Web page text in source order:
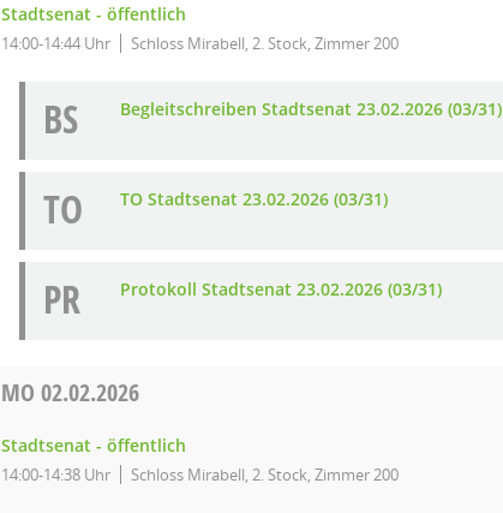
Stadtsenat - öffentlich
14:00-14:44 Uhr Schloss Mirabell, 2. Stock, Zimmer 200
BS Begleitschreiben Stadtsenat 23.02.2026 (03/31)
TO TO Stadtsenat 23.02.2026 (03/31)
PR Protokoll Stadtsenat 23.02.2026 (03/31)
MO 02.02.2026
Stadtsenat - öffentlich
14:00-14:38 Uhr Schloss Mirabell, 2. Stock, Zimmer 200